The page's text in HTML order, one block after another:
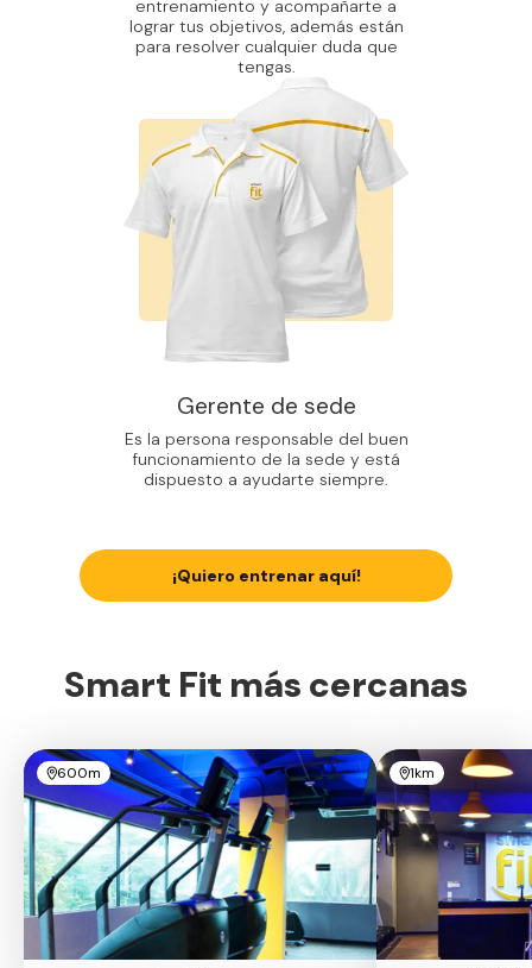
entrenamiento y acompañarte a
lograr tus objetivos, además están
para resolver cualquier duda que
tengas.
Gerente de sede
Es la persona responsable del buen
funcionamiento de la sede y está
dispuesto a ayudarte siempre.
¡Quiero entrenar aquí!
Smart Fit más cercanas
600m 1km